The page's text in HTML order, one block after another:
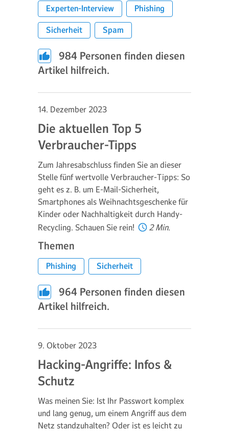
Experten-Interview
Phishing
Sicherheit
Spam
984 Personen finden diesen
Artikel hilfreich.
14. Dezember 2023
Die aktuellen Top 5
Verbraucher-Tipps
Zum Jahresabschluss finden Sie an dieser
Stelle fünf wertvolle Verbraucher-Tipps: So
geht es z. B. um E-Mail-Sicherheit,
Smartphones als Weihnachtsgeschenke für
Kinder oder Nachhaltigkeit durch Handy-
Recycling. Schauen Sie rein!
2 Min.
Themen
Phishing Sicherheit
964 Personen finden diesen
Artikel hilfreich.
9. Oktober 2023
Hacking-Angriffe: Infos &
Schutz
Was meinen Sie: Ist Ihr Passwort komplex
und lang genug, um einem Angriff aus dem
Netz standzuhalten? Oder ist es leicht zu